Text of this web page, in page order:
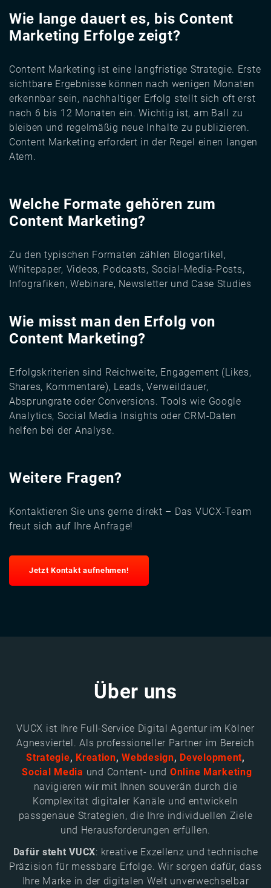
Wie lange dauert es, bis Content
Marketing Erfolge zeigt?
Content Marketing ist eine langfristige Strategie. Erste
sichtbare Ergebnisse können nach wenigen Monaten
erkennbar sein, nachhaltiger Erfolg stellt sich oft erst
nach 6 bis 12 Monaten ein. Wichtig ist, am Ball zu
bleiben und regelmäßig neue Inhalte zu publizieren.
Content Marketing erfordert in der Regel einen langen
Atem.
Welche Formate gehören zum
Content Marketing?
Zu den typischen Formaten zählen Blogartikel,
Whitepaper, Videos, Podcasts, Social-Media-Posts,
Infografiken, Webinare, Newsletter und Case Studies
Wie misst man den Erfolg von
Content Marketing?
Erfolgskriterien sind Reichweite, Engagement (Likes,
Shares, Kommentare), Leads, Verweildauer,
Absprungrate oder Conversions. Tools wie Google
Analytics, Social Media Insights oder CRM-Daten
helfen bei der Analyse.
Weitere Fragen?
Kontaktieren Sie uns gerne direkt – Das VUCX-Team
freut sich auf Ihre Anfrage!
Jetzt Kontakt aufnehmen!
Über uns
VUCX ist Ihre Full-Service Digital Agentur im Kölner
Agnesviertel. Als professioneller Partner im Bereich
Strategie, Kreation,Webdesign, Development,
Social Media und Content- und Online Marketing
navigieren wir mit Ihnen souverän durch die
Komplexität digitaler Kanäle und entwickeln
passgenaue Strategien, die Ihre individuellen Ziele
und Herausforderungen erfüllen.
Dafür steht VUCX: kreative Exzellenz und technische
Präzision für messbare Erfolge. Wir sorgen dafür, dass
Ihre Marke in der digitalen Welt unverwechselbar